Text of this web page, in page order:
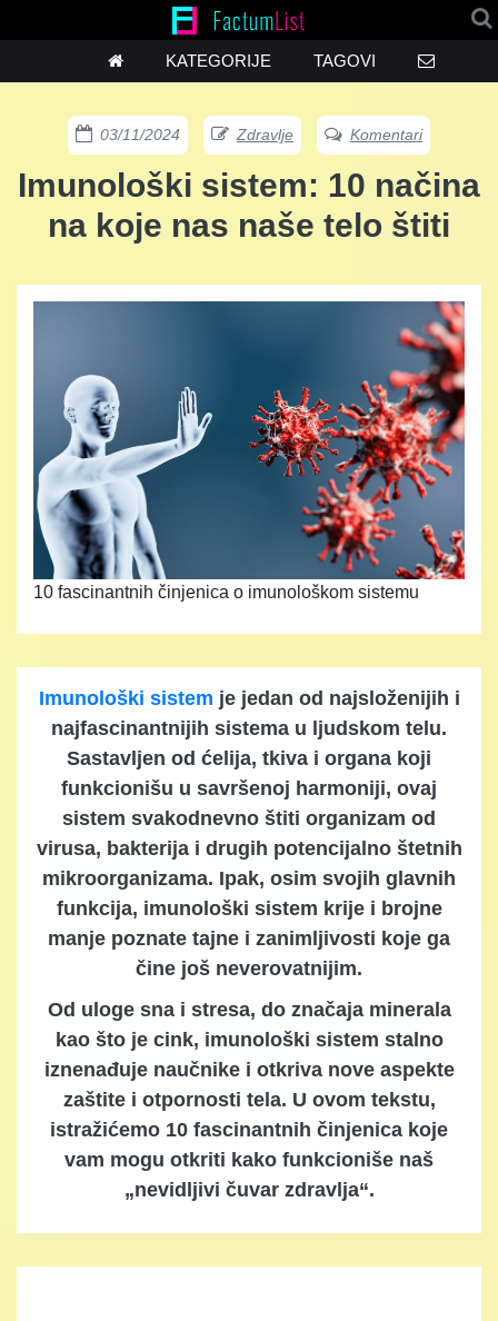
KATEGORIJE TAGOVI
03/11/2024 Zdravlje Komentari
Imunološki sistem: 10 načina
na koje nas naše telo štiti
10 fascinantnih činjenica o imunološkom sistemu
Imunološki sistem je jedan od najsloženijih i
najfascinantnijih sistema u ljudskom telu.
Sastavljen od ćelija, tkiva i organa koji
funkcionišu u savršenoj harmoniji, ovaj
sistem svakodnevno štiti organizam od
virusa, bakterija i drugih potencijalno štetnih
mikroorganizama. Ipak, osim svojih glavnih
funkcija, imunološki sistem krije i brojne
manje poznate tajne i zanimljivosti koje ga
čine još neverovatnijim.
Od uloge sna i stresa, do značaja minerala
kao što je cink, imunološki sistem stalno
iznenađuje naučnike i otkriva nove aspekte
zaštite i otpornosti tela. U ovom tekstu,
istražićemo 10 fascinantnih činjenica koje
vam mogu otkriti kako funkcioniše naš
„nevidljivi čuvar zdravlja“.